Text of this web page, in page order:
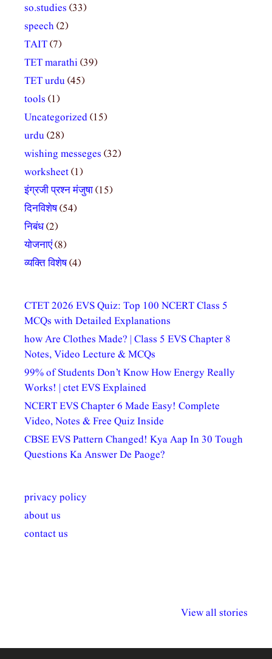
so.studies (33)
speech(2)
TAIT(7)
TET marathi(39)
TET urdu(45)
tools (1)
Uncategorized(15)
urdu(28)
wishing messeges (32)
worksheet(1)
इंग्रजी प्रश्न मंजुषा(15)
दिनविशेष(54)
निबंध(2)
योजनाएं(8)
व्यक्ति विशेष(4)
CTET 2026 EVS Quiz: Top 100 NCERT Class 5
MCQs with Detailed Explanations
how Are Clothes Made? | Class 5 EVS Chapter 8
Notes, Video Lecture & MCQs
99% of Students Don’t Know How Energy Really
Works! | ctet EVS Explained
NCERT EVS Chapter 6 Made Easy! Complete
Video, Notes & Free Quiz Inside
CBSE EVS Pattern Changed! Kya Aap In 30 Tough
Questions Ka Answer De Paoge?
privacy policy
about us
contact us
View all stories
अधिकार दिवस| 18
वर्षातील